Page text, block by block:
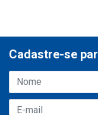
Cadastre-se